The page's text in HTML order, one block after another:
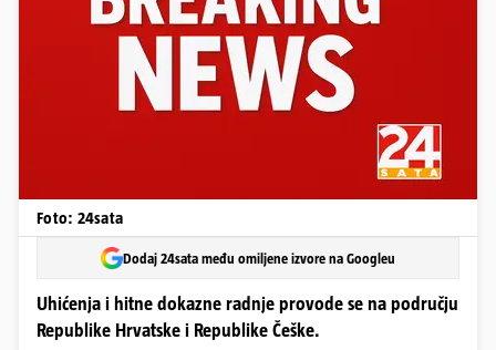
Foto: 24sata
Dodaj 24sata među omiljene izvore na Googleu
Uhićenja i hitne dokazne radnje provode se na području
Republike Hrvatske i Republike Češke.